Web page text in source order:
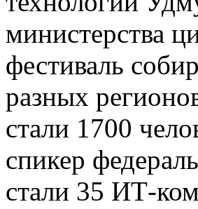
министерства
фестиваль
разных
стали 1700
спикер
стали 35 ИТ-